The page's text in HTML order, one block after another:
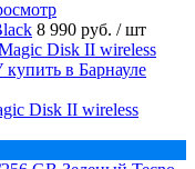
8 990 руб. / шт
Disk II wireless